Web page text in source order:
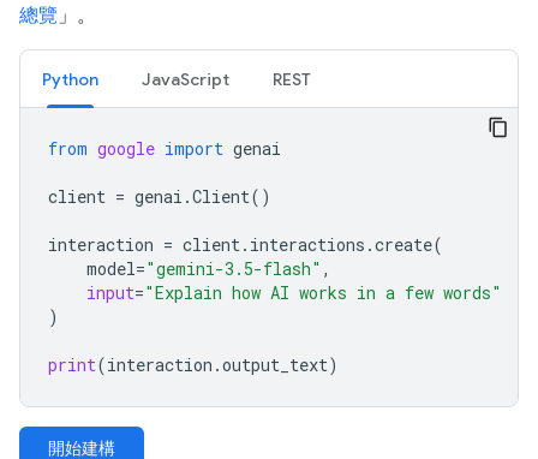
總覽 」。
Python JavaScript REST
from google import genai
client = genai .Client()
interaction = client. interactions .create(
model="gemini-3.5-flash" ,
input="Explain how AI works in a few words"
)
print(interaction .output_text)
開始建構